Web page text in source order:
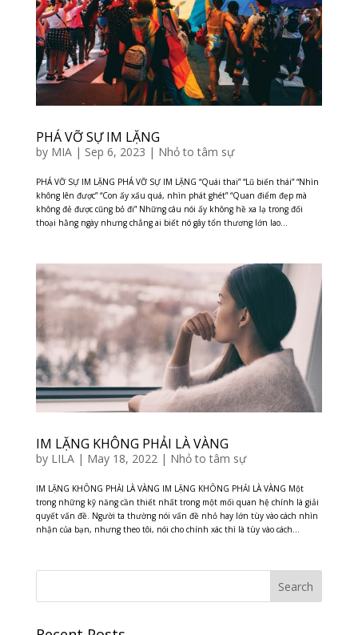
PHÁ VỠ SỰ IM LẶNG
by MIA| Sep 6, 2023 | Nhỏ to tâm sự
PHÁ VỠ SỰ IM LẶNG PHÁ VỠ SỰ IM LẶNG “Quái thai” “Lũ biến thái” “Nhìn
không lên được” “Con ấy xấu quá, nhìn phát ghét” “Quan điểm đẹp mà
không đẻ được cũng bỏ đi” Những câu nói ấy không hề xa lạ trong đối
thoại hằng ngày nhưng chẳng ai biết nó gây tổn thương lớn lao...
IM LẶNG KHÔNG PHẢI LÀ VÀNG
by LILA| May 18, 2022| Nhỏ to tâm sự
IM LẶNG KHÔNG PHẢI LÀ VÀNG IM LẶNG KHÔNG PHẢI LÀ VÀNG Một
trong những kỹ năng cần thiết nhất trong một mối quan hệ chính là giải
quyết vấn đề. Người ta thường nói vấn đề nhỏ hay lớn tùy vào cách nhìn
nhận của bạn, nhưng theo tôi, nói cho chính xác thì là tùy vào cách...